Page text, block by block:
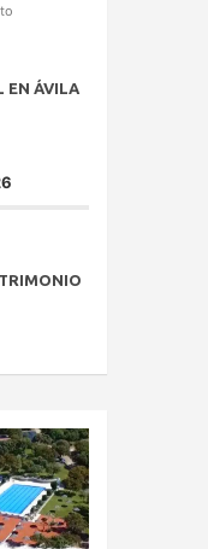
EN ÁVILA